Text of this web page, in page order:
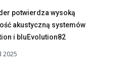
potwierdza wysoką
akustyczną systemów
i bluEvolution82
2025